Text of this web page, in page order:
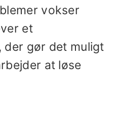
vokser
et
gør det muligt
at løse